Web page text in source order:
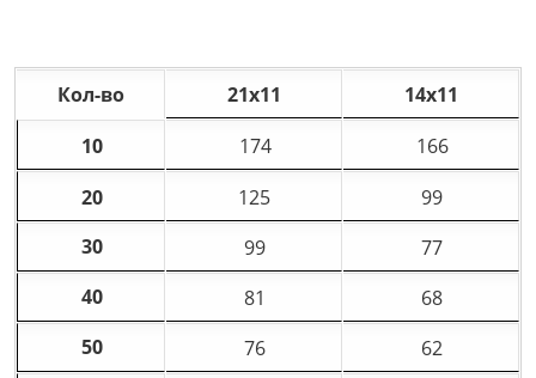
Кол-во 21х11
14х11
10
174
166
20
125
99
30
99
77
40
81
68
50
76
62